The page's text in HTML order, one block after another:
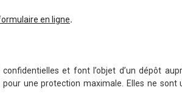
en ligne.
et font l’objet d’un dépôt
une protection maximale. Elles ne sont